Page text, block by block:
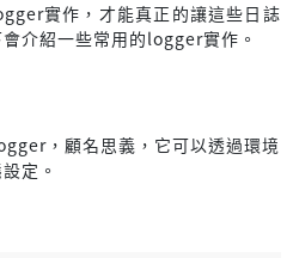
實作，才能真正的讓這些日誌
介紹一些常用的logger實作。
，顧名思義，它可以透過環境
定。